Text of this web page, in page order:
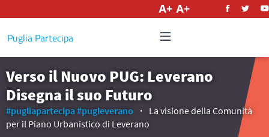
Puglia Partecipa
Verso il Nuovo PUG: Leverano
Disegna il suo Futuro
#pugliapartecipa#pugleverano
La visione della Comunità
per il Piano Urbanistico di Leverano